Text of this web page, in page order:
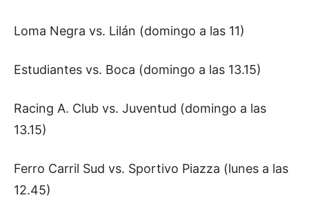
Loma Negra vs. Lilán (domingo a las 11)
Estudiantes vs. Boca (domingo a las 13.15)
Racing A. Club vs. Juventud (domingo a las
13.15)
Ferro Carril Sud vs. Sportivo Piazza (lunes a las
12.45)